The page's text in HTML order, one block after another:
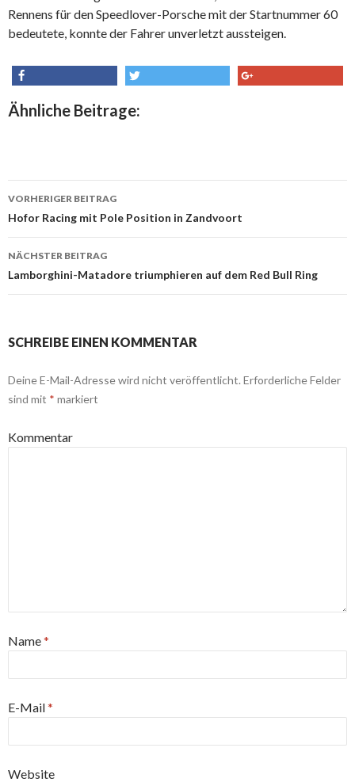
Rennens für den Speedlover-Porsche mit der Startnummer 60
bedeutete, konnte der Fahrer unverletzt aussteigen.
share
Ähnliche Beitrage:
Beitrags-
Navigation
VORHERIGER BEITRAG
Hofor Racing mit Pole Position in Zandvoort
NÄCHSTER BEITRAG
Lamborghini-Matadore triumphieren auf dem Red Bull Ring
SCHREIBE EINEN KOMMENTAR
Deine E-Mail-Adresse wird nicht veröffentlicht. Erforderliche Felder
sind mit * markiert
Kommentar
Name*
E-Mail*
Website